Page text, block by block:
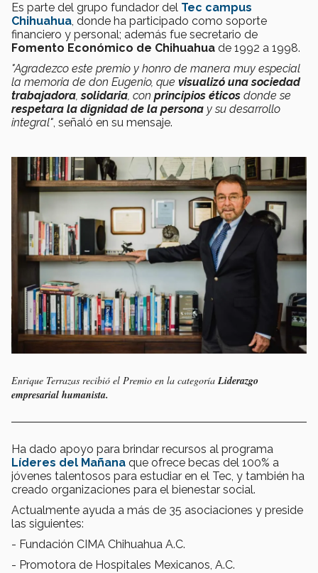
Es parte del grupo fundador del Tec campus
Chihuahua, donde ha participado como soporte
financiero y personal; además fue secretario de
Fomento Económico de Chihuahua de 1992 a 1998.
"Agradezco este premio y honro de manera muy especial
la memoria de don Eugenio, que visualizó una sociedad
trabajadora,solidaria, con principios éticos donde se
respetara la dignidad de la persona y su desarrollo
integral", señaló en su mensaje.
Enrique Terrazas recibió el Premio en la categoríaLiderazgo
empresarial humanista.
Ha dado apoyo para brindar recursos al programa
Líderes del Mañana que ofrece becas del 100% a
jóvenes talentosos para estudiar en el Tec, y también ha
creado organizaciones para el bienestar social.
Actualmente ayuda a más de 35 asociaciones y preside
las siguientes:
- Fundación CIMA Chihuahua A.C.
- Promotora de Hospitales Mexicanos, A.C.